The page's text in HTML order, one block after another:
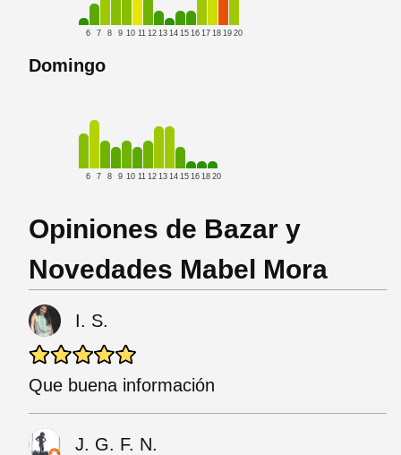
6 7 8 9 10 11 12 13 14 15 16 17 18 19 20
Domingo
6 7 8 9 10 11 12 13 14 15 16 18 20
Opiniones de Bazar y
Novedades Mabel Mora
I. S.
Que buena información
J. G. F. N.